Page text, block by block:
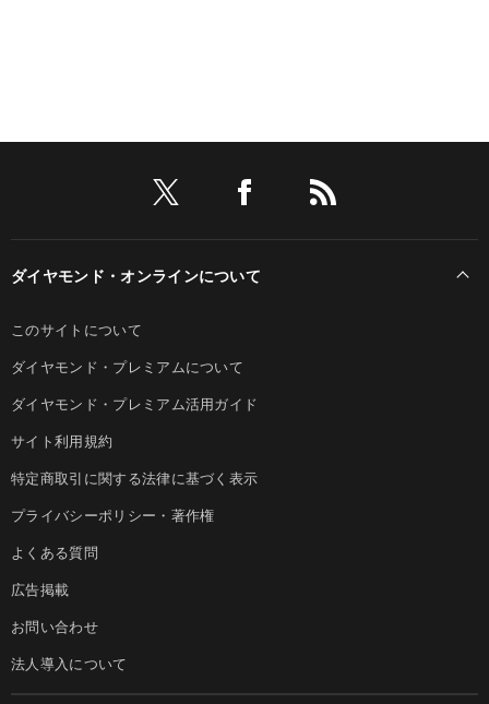
ダイヤモンド・オンラインについて
このサイトについて
ダイヤモンド・プレミアムについて
ダイヤモンド・プレミアム活用ガイド
サイト利用規約
特定商取引に関する法律に基づく表示
プライバシーポリシー・著作権
よくある質問
広告掲載
お問い合わせ
法人導入について